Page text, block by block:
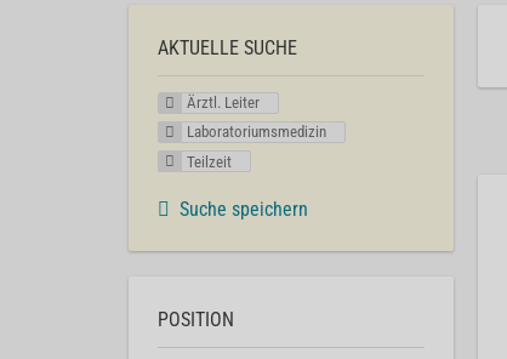
AKTUELLE SUCHE
Ärztl. Leiter
Laboratoriumsmedizin
Teilzeit
Suche speichern
POSITION